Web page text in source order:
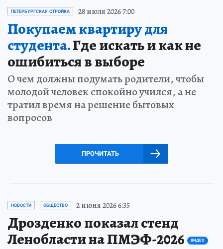
ПЕТЕРБУРГСКАЯ СТРОЙКА 28 июля 2026 7:00
Покупаем квартиру для
студента.Где искать и как не
ошибиться в выборе
О чем должны подумать родители, чтобы
молодой человек спокойно учился, а не
тратил время на решение бытовых
вопросов
ПРОЧИТАТЬ
НОВОСТИ ОБЩЕСТВО 2 июня 2026 6:35
Дрозденко показал стенд
Ленобласти на ПМЭФ-2026
ВИДЕО